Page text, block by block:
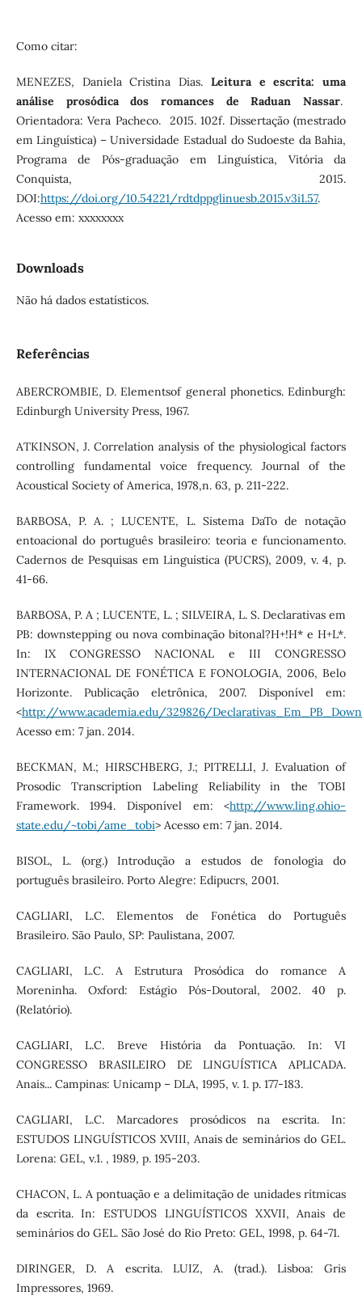
Como citar:
MENEZES, Daniela Cristina Dias. Leitura e escrita: uma
análise prosódica dos romances de Raduan Nassar.
Orientadora: Vera Pacheco. 2015. 102f. Dissertação (mestrado
em Linguística) – Universidade Estadual do Sudoeste da Bahia,
Programa de Pós-graduação em Linguística, Vitória da
Conquista, 2015.
DOI:https://doi.org/10.54221/rdtdppglinuesb.2015.v3i1.57.
Acesso em: xxxxxxxx
Downloads
Não há dados estatísticos.
Referências
ABERCROMBIE, D. Elementsof general phonetics. Edinburgh:
Edinburgh University Press, 1967.
ATKINSON, J. Correlation analysis of the physiological factors
controlling fundamental voice frequency. Journal of the
Acoustical Society of America, 1978,n. 63, p. 211-222.
BARBOSA, P. A. ; LUCENTE, L. Sistema DaTo de notação
entoacional do português brasileiro: teoria e funcionamento.
Cadernos de Pesquisas em Linguística (PUCRS), 2009, v. 4, p.
41-66.
BARBOSA, P. A ; LUCENTE, L. ; SILVEIRA, L. S. Declarativas em
PB: downstepping ou nova combinação bitonal?H+!H* e H+L*.
In: IX CONGRESSO NACIONAL e III CONGRESSO
INTERNACIONAL DE FONÉTICA E FONOLOGIA, 2006, Belo
Horizonte. Publicação eletrônica, 2007. Disponível em:
<http://www.academia.edu/329826/
Acesso em: 7 jan. 2014.
BECKMAN, M.; HIRSCHBERG, J.; PITRELLI, J. Evaluation of
Prosodic Transcription Labeling Reliability in the TOBI
Framework. 1994. Disponível em: <http://www.ling.ohio-
state.edu/~tobi/ame_tobi> Acesso em: 7 jan. 2014.
BISOL, L. (org.) Introdução a estudos de fonologia do
português brasileiro. Porto Alegre: Edipucrs, 2001.
CAGLIARI, L.C. Elementos de Fonética do Português
Brasileiro. São Paulo, SP: Paulistana, 2007.
CAGLIARI, L.C. A Estrutura Prosódica do romance A
Moreninha. Oxford: Estágio Pós-Doutoral, 2002. 40 p.
(Relatório).
CAGLIARI, L.C. Breve História da Pontuação. In: VI
CONGRESSO BRASILEIRO DE LINGUÍSTICA APLICADA.
Anais... Campinas: Unicamp – DLA, 1995, v. 1. p. 177-183.
CAGLIARI, L.C. Marcadores prosódicos na escrita. In:
ESTUDOS LINGUÍSTICOS XVIII, Anais de seminários do GEL.
Lorena: GEL, v.1. , 1989, p. 195-203.
CHACON, L. A pontuação e a delimitação de unidades rítmicas
da escrita. In: ESTUDOS LINGUÍSTICOS XXVII, Anais de
seminários do GEL. São José do Rio Preto: GEL, 1998, p. 64-71.
DIRINGER, D. A escrita. LUIZ, A. (trad.). Lisboa: Gris
Impressores, 1969.